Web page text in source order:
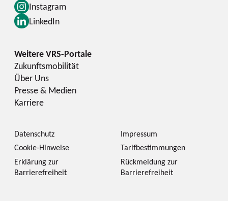
Instagram
LinkedIn
Zukunftsmobilität
Über Uns
Presse & Medien
Karriere
Datenschutz
Impressum
Cookie-Hinweise
Tarifbestimmungen
Erklärung zur
Barrierefreiheit
Rückmeldung zur
Barrierefreiheit